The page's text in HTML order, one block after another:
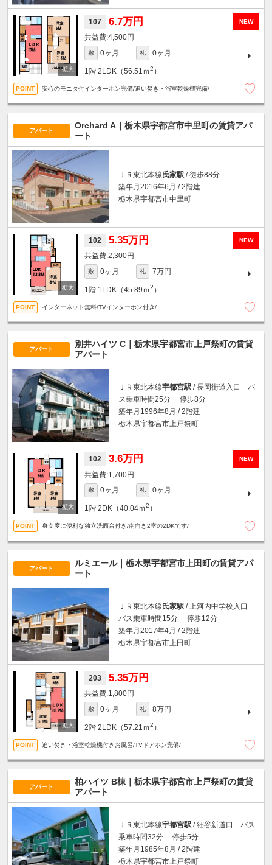
NEW
107 6.7万円
4,500円
敷 0ヶ月 礼 0ヶ月
1階 2LDK（56.51ｍ2 ）
安心のモニタ付インターホン完備/追い焚き・浴室乾燥機完備/
アパート
Orchard A｜栃木県宇都宮市中里町の賃貸アパ
ート
ＪＲ東北本線氏家駅 / 徒歩88分
築年月2016年6月 / 2階建
栃木県宇都宮市中里町
NEW
102 5.35万円
2,300円
敷 0ヶ月 礼 7万円
1階 1LDK（45.89ｍ2 ）
インターネット無料/TVインターホン付き/
アパート
別井ハイツ C｜栃木県宇都宮市上戸祭町の賃貸
アパート
ＪＲ東北本線宇都宮駅 / 長岡街道入口 バ
ス乗車時間25分 停歩8分
築年月1996年8月 / 2階建
栃木県宇都宮市上戸祭町
NEW
102 3.6万円
1,700円
敷 0ヶ月 礼 0ヶ月
1階 2DK（40.04ｍ2 ）
身支度に便利な独立洗面台付き/南向き2室の2DKです/
アパート
ルミエール｜栃木県宇都宮市上田町の賃貸アパ
ート
ＪＲ東北本線氏家駅 / 上河内中学校入口
バス乗車時間15分 停歩12分
築年月2017年4月 / 2階建
栃木県宇都宮市上田町
203 5.35万円
1,800円
敷 0ヶ月 礼 8万円
2階 2LDK（57.21ｍ2 ）
追い焚き・浴室乾燥機付きお風呂/TVドアホン完備/
アパート
柏ハイツ B棟｜栃木県宇都宮市上戸祭町の賃貸
アパート
ＪＲ東北本線宇都宮駅 / 細谷新道口 バス
乗車時間32分 停歩5分
築年月1985年8月 / 2階建
栃木県宇都宮市上戸祭町